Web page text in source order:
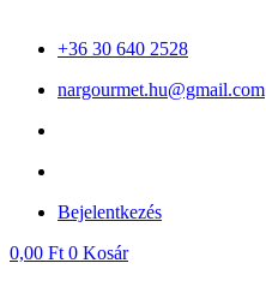
+36 30 640 2528
nargourmet.hu@gmail.com
Bejelentkezés
0,00 Ft 0 Kosár